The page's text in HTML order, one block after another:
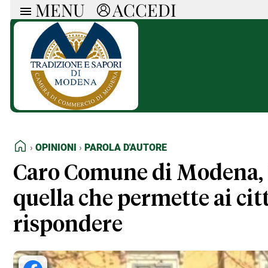
MENU ACCEDI
ARTICOLI
Politica
Economia
Società
La Nera
Che Cultura
La Provincia
Mondo
Italia
Tutti gli Articoli
Ricerca
HOME
OPINIONI PAROLA D'AUTORE
Caro Comune di
quella che permette ai
rispondere